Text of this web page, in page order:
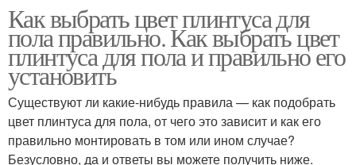
Как выбрать цвет плинтуса для
пола правильно. Как выбрать цвет
плинтуса для пола и правильно его
установить
Существуют ли какие-нибудь правила — как подобрать
цвет плинтуса для пола, от чего это зависит и как его
правильно монтировать в том или ином случае?
Безусловно, да и ответы вы можете получить ниже.